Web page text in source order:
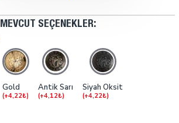
MEVCUT SEÇENEKLER:
Gold
(+4,22₺)
Antik Sarı
(+4,12₺)
Siyah Oksit
(+4,22₺)